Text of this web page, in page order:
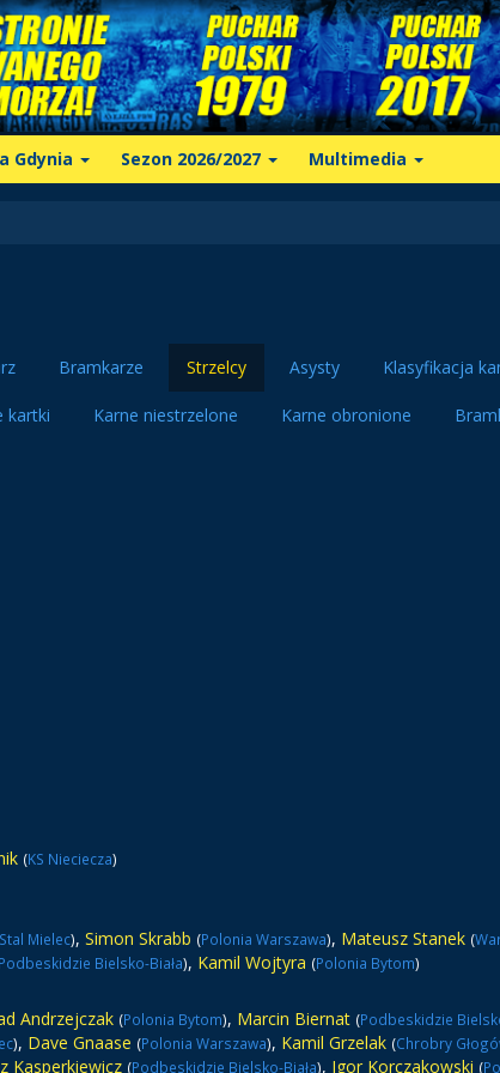
Gdynia Sezon 2026/2027 Multimedia
Bramkarze Strzelcy Asysty Klasyfikacja
kartki Karne niestrzelone Karne obronione
(KS Nieciecza)
Mielec), Simon Skrabb (Polonia Warszawa), Mateusz Stanek (
Bielsko-Biała), Kamil Wojtyra (Polonia Bytom)
Andrzejczak (Polonia Bytom), Marcin Biernat (Podbeskidzie
), Dave Gnaase (Polonia Warszawa), Kamil Grzelak (Chrobry
Kasperkiewicz (Podbeskidzie Bielsko-Biała), Igor Korczakowski (